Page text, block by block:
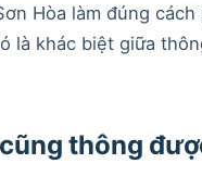
Hòa làm đúng
là khác biệt giữa
thông